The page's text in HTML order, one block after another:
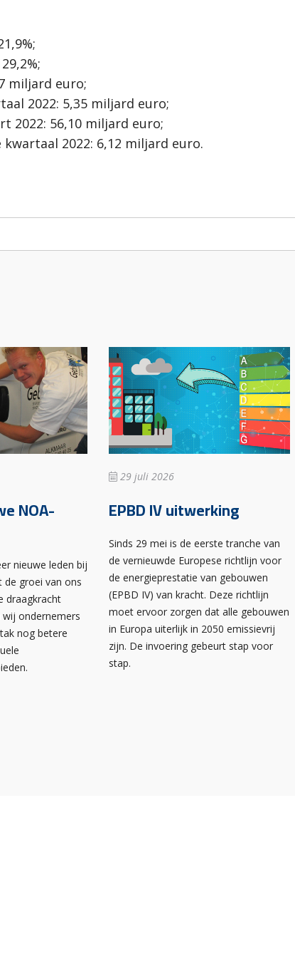
miljard euro;
2022: 5,35 miljard euro;
2022: 56,10 miljard euro;
2022: 6,12 miljard euro.
NOA-
nieuwe leden bij
de groei van ons
draagkracht
ondernemers
nog betere
29 juli 2026
EPBD IV uitwerking
Sinds 29 mei is de eerste tranche van
de vernieuwde Europese richtlijn voor
de energieprestatie van gebouwen
(EPBD IV) van kracht. Deze richtlijn
moet ervoor zorgen dat alle gebouwen
in Europa uiterlijk in 2050 emissievrij
zijn. De invoering gebeurt stap voor
stap.